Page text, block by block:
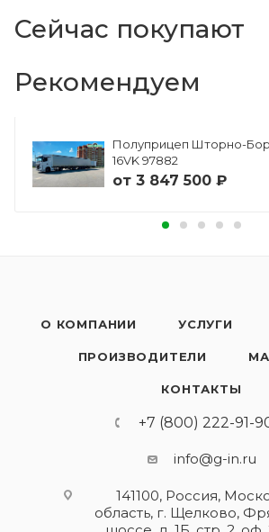
Сейчас покупают
Рекомендуем
Полуприцеп Шторно-
16VK 97882
от 3 847 500 ₽
О КОМПАНИИ УСЛУГИ
ПРОИЗВОДИТЕЛИ
КОНТАКТЫ
+7 (800) 222-91-
info@g-in.ru
141100, Россия,
область, г. Щелково,